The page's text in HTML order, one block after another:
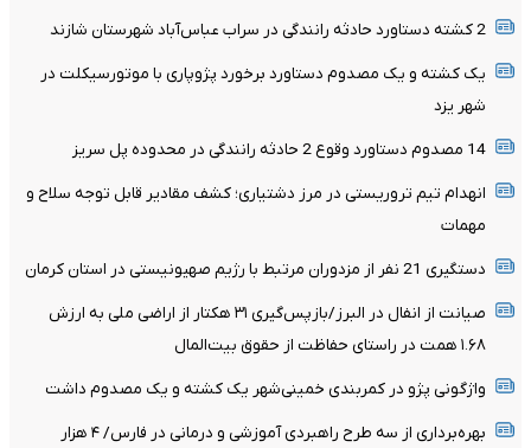
2 کشته دستاورد حادثه رانندگی در سراب عباس‌آباد شهرستان شازند
یک کشته و یک مصدوم دستاورد برخورد پژوپاری با موتورسیکلت در
شهر یزد
14 مصدوم دستاورد وقوع 2 حادثه رانندگی در محدوده پل سریز
انهدام تیم تروریستی در مرز دشتیاری؛ کشف مقادیر قابل توجه سلاح و
مهمات
دستگیری 21 نفر از مزدوران مرتبط با رژیم صهیونیستی در استان کرمان
صیانت از انفال در البرز/بازپس‌گیری ۳۱ هکتار از اراضی ملی به ارزش
۱.۶۸ همت در راستای حفاظت از حقوق بیت‌المال
واژگونی پژو در کمربندی خمینی‌شهر یک کشته و یک مصدوم داشت
بهره‌برداری از سه طرح راهبردی آموزشی و درمانی در فارس/ ۴ هزار